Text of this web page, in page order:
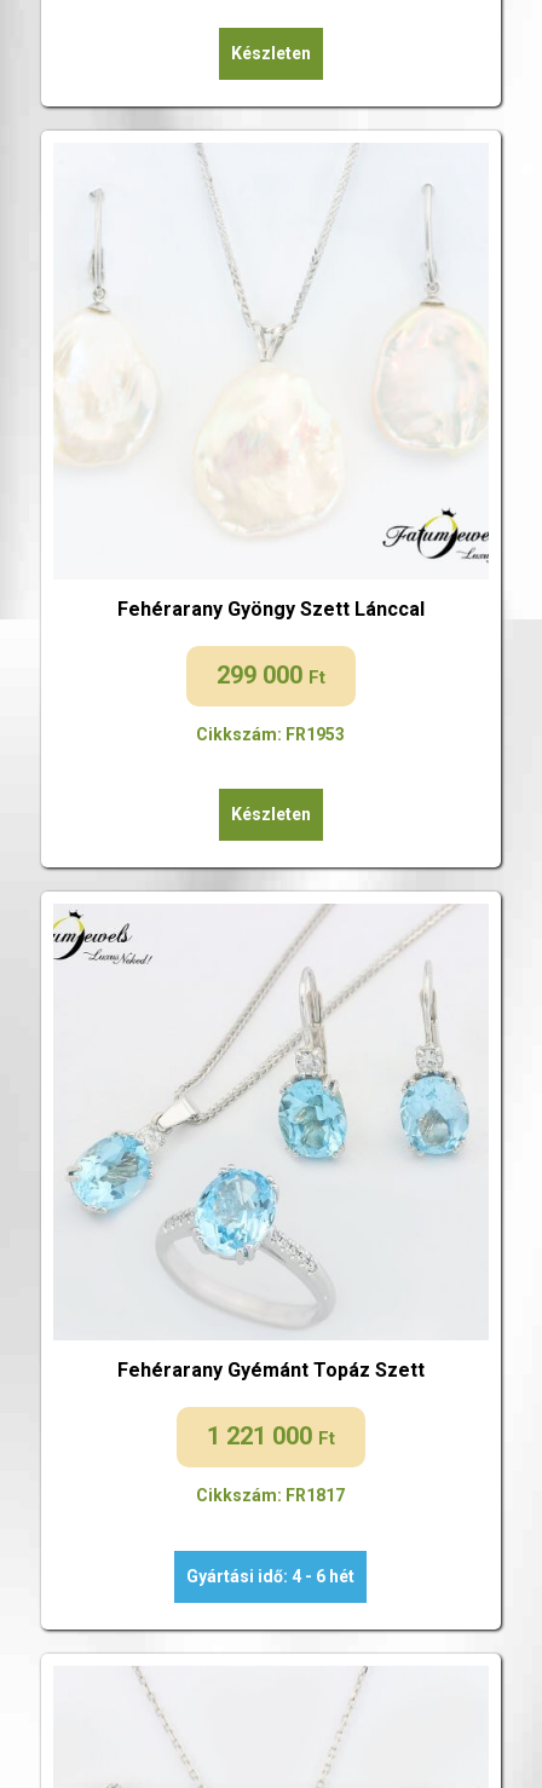
Készleten
Fehérarany Gyöngy Szett Lánccal
299 000 Ft
Cikkszám: FR1953
Készleten
Fehérarany Gyémánt Topáz Szett
1 221 000 Ft
Cikkszám: FR1817
Gyártási idő: 4 - 6 hét